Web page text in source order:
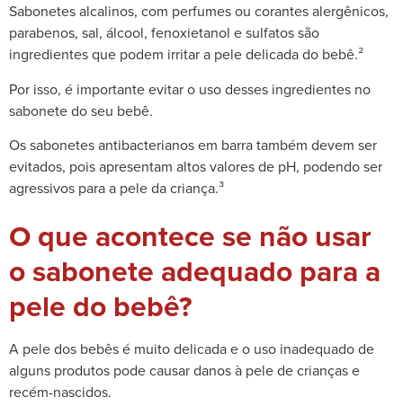
Sabonetes alcalinos, com perfumes ou corantes alergênicos,
parabenos, sal, álcool, fenoxietanol e sulfatos são
ingredientes que podem irritar a pele delicada do bebê.²
Por isso, é importante evitar o uso desses ingredientes no
sabonete do seu bebê.
Os sabonetes antibacterianos em barra também devem ser
evitados, pois apresentam altos valores de pH, podendo ser
agressivos para a pele da criança.³
O que acontece se não usar
o sabonete adequado para a
pele do bebê?
A pele dos bebês é muito delicada e o uso inadequado de
alguns produtos pode causar danos à pele de crianças e
recém-nascidos.